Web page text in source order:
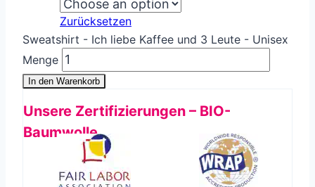
Zurücksetzen
Sweatshirt - Ich liebe Kaffee und 3 Leute - Unisex
Menge
In den Warenkorb
Unsere Zertifizierungen – BIO-
Baumwolle